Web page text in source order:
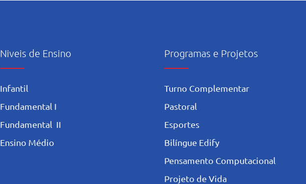
Niveis de Ensino
Infantil
Fundamental I
Fundamental II
Ensino Médio
Programas e Projetos
Turno Complementar
Pastoral
Esportes
Bilíngue Edify
Pensamento Computacional
Projeto de Vida